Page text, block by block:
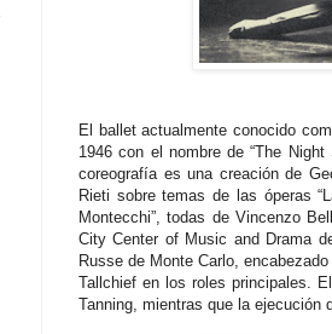
El ballet actualmente conocido
1946 con el nombre de “The
coreografía es una creación de
Rieti sobre temas de las óperas
Montecchi”, todas de Vincenzo
City Center of Music and Drama
Russe de Monte Carlo,
Tallchief en los roles principales.
Tanning, mientras que la ejecución